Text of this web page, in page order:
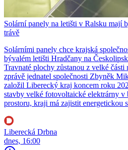
Solární panely na letišti v Ralsku mají
trávě
Solárními panely chce krajská
bývalém letišti Hradčany na
Travnaté plochy zůstanou z velké
zprávě jednatel společnosti Zbyněk
založil Liberecký kraj koncem roku
stavby velké fotovoltaické elektrárny v
prostoru, kraji má zajistit energetickou
Liberecká Drbna
dnes, 16:00